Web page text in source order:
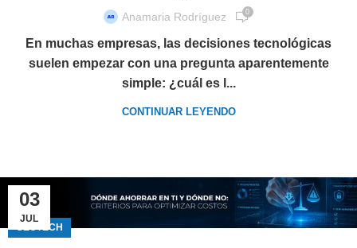
Anamaria Rodríguez 0
En muchas empresas, las decisiones tecnológicas
suelen empezar con una pregunta aparentemente
simple: ¿cuál es l...
CONTINUAR LEYENDO
03
JUL
GECTECH